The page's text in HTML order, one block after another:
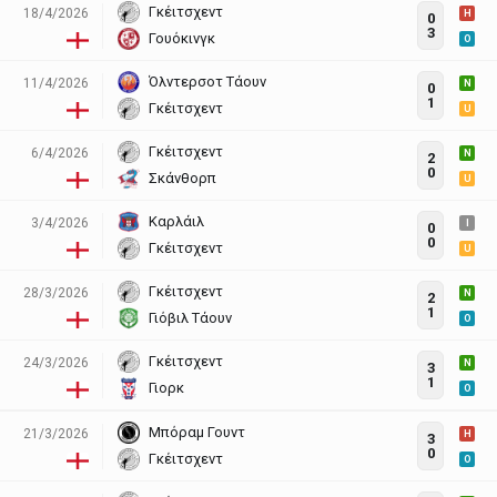
18/4/2026
Γκέιτσχεντ
Γουόκινγκ
0
3
H
O
11/4/2026
Όλντερσοτ Τάουν
Γκέιτσχεντ
0
1
N
U
6/4/2026
Γκέιτσχεντ
Σκάνθορπ
2
0
N
U
3/4/2026
Καρλάιλ
Γκέιτσχεντ
0
0
U
28/3/2026
Γκέιτσχεντ
Γιόβιλ Τάουν
2
1
N
O
24/3/2026
Γκέιτσχεντ
Γιορκ
3
1
N
O
21/3/2026
Μπόραμ Γουντ
Γκέιτσχεντ
3
0
H
O